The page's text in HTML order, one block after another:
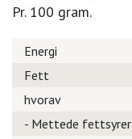
Pr. 100 gram.
Energi
Fett
hvorav
- Mettede fettsyrer